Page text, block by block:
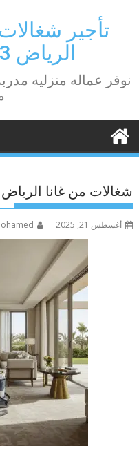
contentتأجير
الرياض 0582506203
نوفر عماله منزليه
شغالات من غانا الرياض
أغسطس 21, 2025